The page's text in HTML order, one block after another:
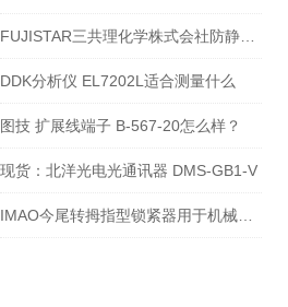
DDK分析仪 EL7202L适合测量什么
图技 扩展线端子 B-567-20怎么样？
现货：北洋光电光通讯器 DMS-GB1-V